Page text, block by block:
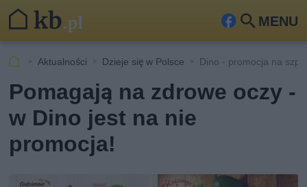
MENU
Fa
ook
Szu
Aktualności Dzieje się w Polsce Dino - promocja na
Pomagają na zdrowe oczy -
w Dino jest na nie
promocja!